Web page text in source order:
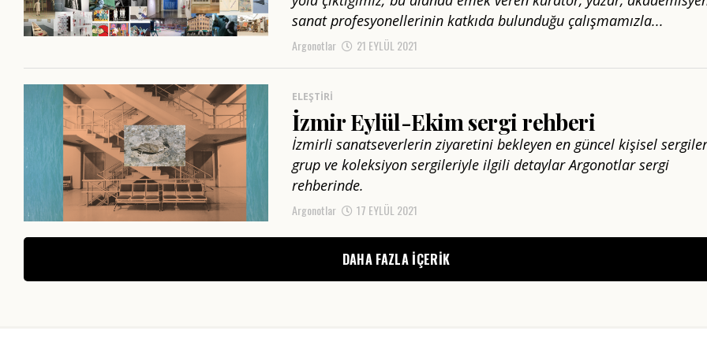
sanat profesyonellerinin katkıda bulunduğu çalışmamızla...
Argonotlar 21 EYLÜL 2021
ELEŞTIRI
İzmir Eylül-Ekim sergi rehberi
İzmirli sanatseverlerin ziyaretini bekleyen en güncel kişisel
grup ve koleksiyon sergileriyle ilgili detaylar Argonotlar sergi
rehberinde.
Argonotlar 17 EYLÜL 2021
DAHA FAZLA IÇERIK